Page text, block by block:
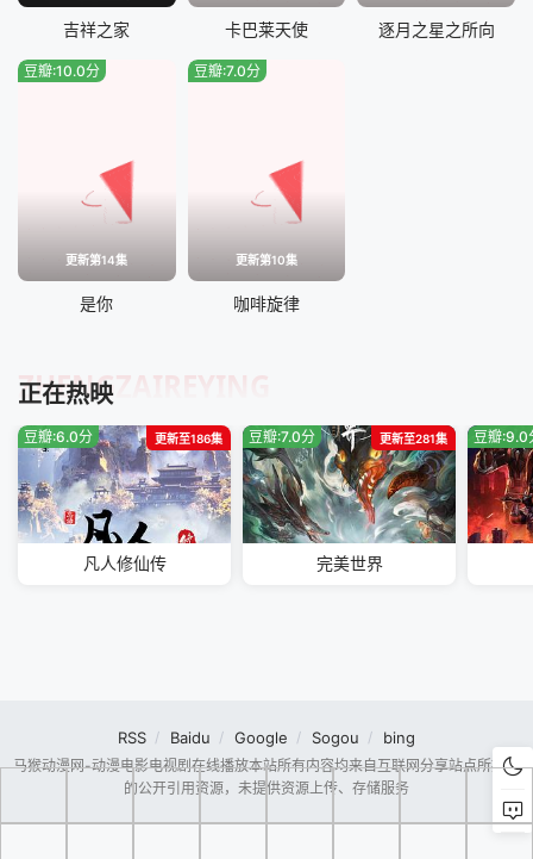
吉祥之家 卡巴莱天使 逐月之星之所向
更新第14集
豆瓣:10.0分
是你
更新第10集
豆瓣:7.0分
咖啡旋律
正在热映
ZHENGZAIREYING
更新至186集
豆瓣:6.0分
凡人修仙传
更新至281集
豆瓣:7.0分
完美世界
豆瓣:9.0
RSS Baidu Google Sogou bing
马猴动漫网-动漫电影电视剧在线播放本站所有内容均来自互联网分享站点所提供
的公开引用资源，未提供资源上传、存储服务